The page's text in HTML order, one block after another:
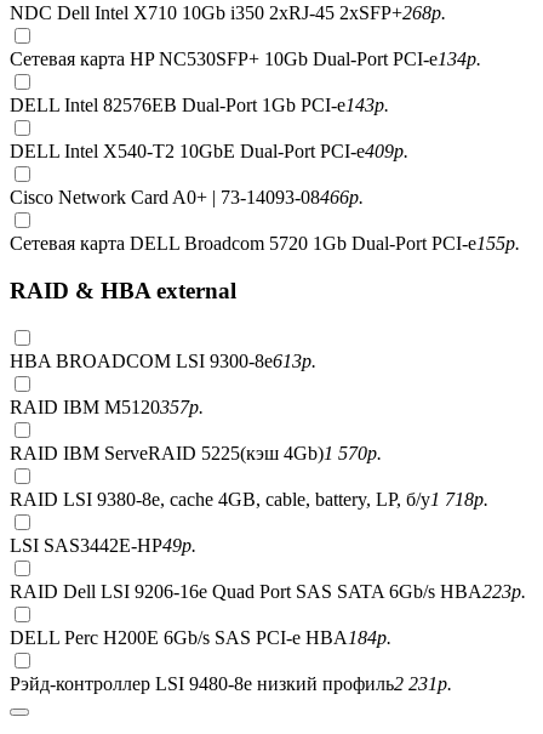
NDC Dell Intel X710 10Gb i350 2xRJ-45 2xSFP+268р.
Сетевая карта HP NC530SFP+ 10Gb Dual-Port PCI-e134р.
DELL Intel 82576EB Dual-Port 1Gb PCI-e143р.
DELL Intel X540-T2 10GbE Dual-Port PCI-e409р.
Cisco Network Card A0+ | 73-14093-08466р.
Сетевая карта DELL Broadcom 5720 1Gb Dual-Port PCI-e155р.
RAID & HBA external
HBA BROADCOM LSI 9300-8e613р.
RAID IBM M5120357р.
RAID IBM ServeRAID 5225(кэш 4Gb)1 570р.
RAID LSI 9380-8e, сache 4GB, cable, battery, LP, б/у1 718р.
LSI SAS3442E-HP49р.
RAID Dell LSI 9206-16e Quad Port SAS SATA 6Gb/s HBA223р.
DELL Perc H200E 6Gb/s SAS PCI-e HBA184р.
Рэйд-контроллер LSI 9480-8e низкий профиль2 231р.